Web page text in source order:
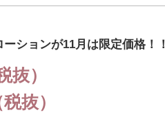
ションが11月は限定価格！！
抜）
抜）